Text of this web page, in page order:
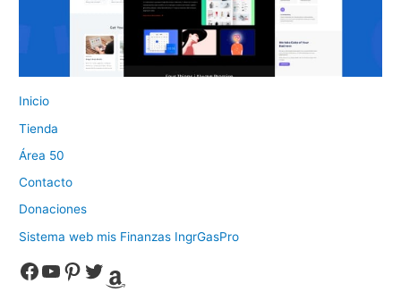
Inicio
Tienda
Área 50
Contacto
Donaciones
Sistema web mis Finanzas IngrGasPro
Facebook YouTube Pinterest Twitter Amazon